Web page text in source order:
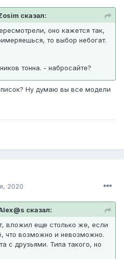
сказал:
оно кажется так,
то выбор небогат.
тонна. - набросайте?
Ну думаю вы все модели
2020
сказал:
вложил еще столько же, если
что возможно и невозможно.
с друзьями. Типа такого, но